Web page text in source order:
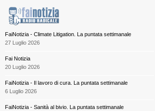
FaiNotizia - Climate Litigation. La puntata settimanale
27 Luglio 2026
Fai Notizia
20 Luglio 2026
FaiNotizia - Il lavoro di cura. La puntata settimanale
6 Luglio 2026
FaiNotizia - Sanità al bivio. La puntata settimanale